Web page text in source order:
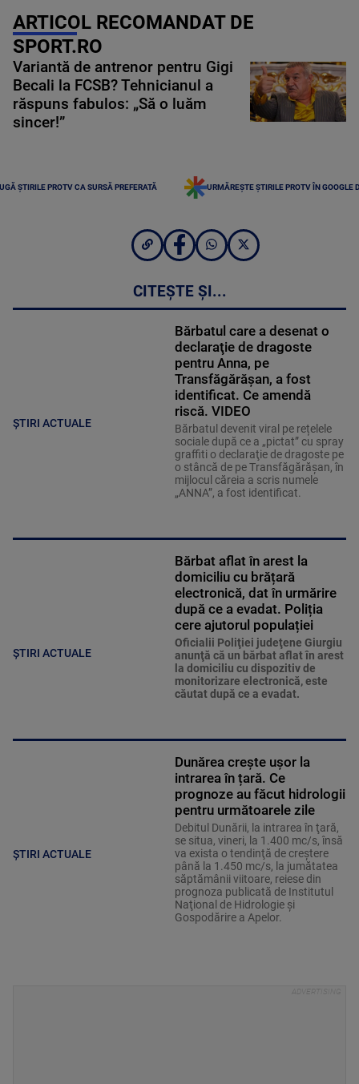
ARTICOL RECOMANDAT DE
SPORT.RO
Variantă de antrenor pentru Gigi
Becali la FCSB? Tehnicianul a
răspuns fabulos: „Să o luăm
sincer!”
ȘTIRILE PROTV CA SURSĂ PREFERATĂ URMĂREȘTE ȘTIRILE PROTV ÎN GOOGLE
CITEȘTE ȘI...
ȘTIRI ACTUALE
Bărbatul care a desenat o
declaraţie de dragoste
pentru Anna, pe
Transfăgărăşan, a fost
identificat. Ce amendă
riscă. VIDEO
Bărbatul devenit viral pe rețelele
sociale după ce a „pictat” cu spray
graffiti o declaraţie de dragoste pe
o stâncă de pe Transfăgărăşan, în
mijlocul căreia a scris numele
„ANNA”, a fost identificat.
ȘTIRI ACTUALE
Bărbat aflat în arest la
domiciliu cu brățară
electronică, dat în urmărire
după ce a evadat. Poliția
cere ajutorul populației
Oficialii Poliţiei judeţene Giurgiu
anunţă că un bărbat aflat în arest
la domiciliu cu dispozitiv de
monitorizare electronică, este
căutat după ce a evadat.
ȘTIRI ACTUALE
Dunărea crește ușor la
intrarea în țară. Ce
prognoze au făcut hidrologii
pentru următoarele zile
Debitul Dunării, la intrarea în ţară,
se situa, vineri, la 1.400 mc/s, însă
va exista o tendinţă de creştere
până la 1.450 mc/s, la jumătatea
săptămânii viitoare, reiese din
prognoza publicată de Institutul
Naţional de Hidrologie şi
Gospodărire a Apelor.